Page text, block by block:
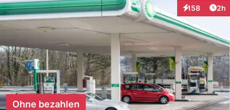
158
Interaktionen
2h
Ohne bezahlen